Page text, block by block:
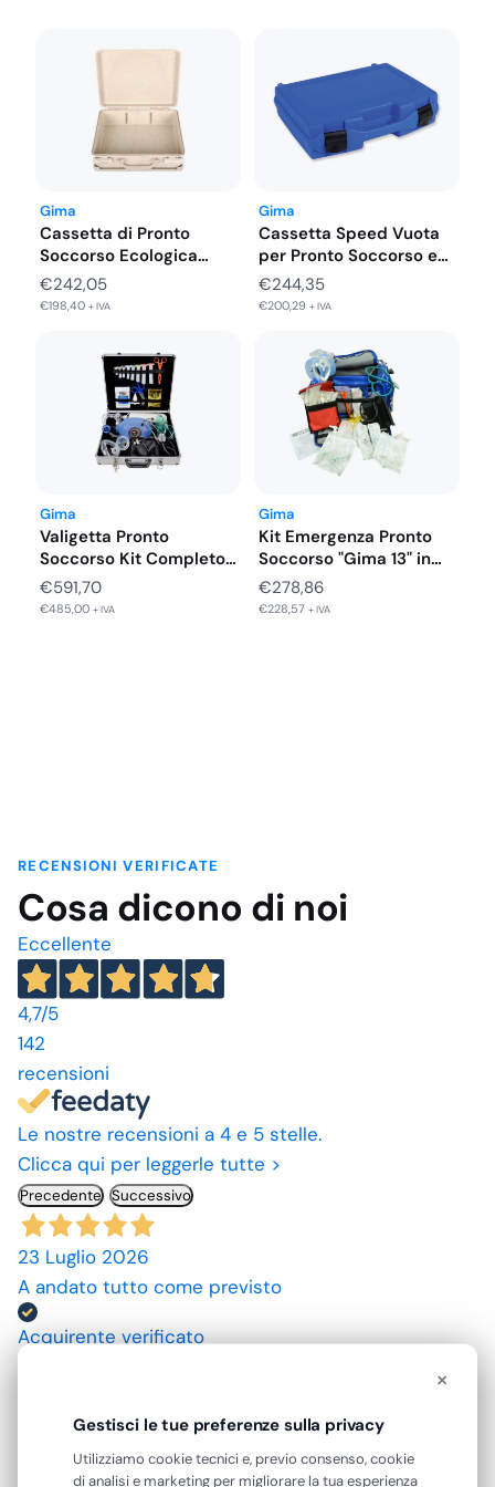
primo soccorso sono fondamentali.
Gima
Cassetta di Pronto
Soccorso Ecologica
Futura Vuota in…
€242,05
€198,40 + IVA
Gima
Cassetta Speed Vuota
per Pronto Soccorso e
Rianimazione…
€244,35
€200,29 + IVA
Gima
Valigetta Pronto
Soccorso Kit Completo
in Alluminio Gima…
€591,70
€485,00 + IVA
Gima
Kit Emergenza Pronto
Soccorso "Gima 13" in
PVC…
€278,86
€228,57 + IVA
RECENSIONI VERIFICATE
Cosa dicono di noi
Eccellente
4,7/5
142
recensioni
Le nostre recensioni a 4 e 5 stelle.
Clicca qui per leggerle tutte >
Precedente Successivo
23 Luglio 2026
A andato tutto come previsto
Acquirente verificato
spedizione rapida, prodotti come da descrizione,
grazie. prezzi convenienti.
×
Gestisci le tue preferenze sulla privacy
Utilizziamo cookie tecnici e, previo consenso, cookie
di analisi e marketing per migliorare la tua esperienza